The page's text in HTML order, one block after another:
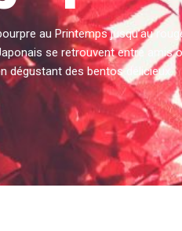
au Printemps jusqu’au
se retrouvent entre amis
des bentos délicieux.